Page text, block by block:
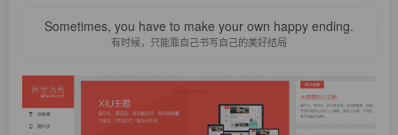
Sometimes, you have to make your own happy ending.
有时候，只能靠自己书写自己的美好结局
没有账号？立即注册
用户名或邮箱
登录密码